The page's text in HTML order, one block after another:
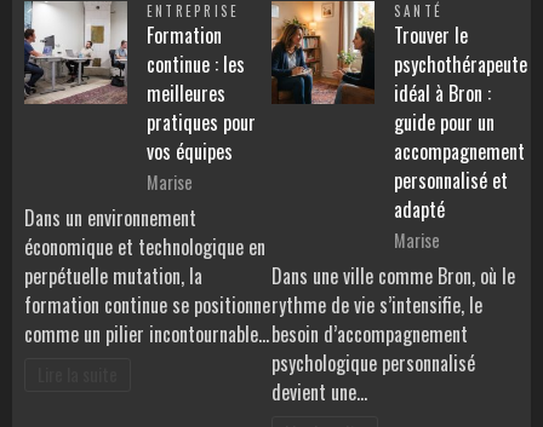
ENTREPRISE
Formation
continue : les
meilleures
pratiques pour
vos équipes
Marise
Dans un environnement
économique et technologique en
perpétuelle mutation, la
formation continue se positionne
comme un pilier incontournable…
SANTÉ
Trouver le
psychothérapeute
idéal à Bron :
guide pour un
accompagnement
personnalisé et
adapté
Marise
Dans une ville comme Bron, où le
rythme de vie s’intensifie, le
besoin d’accompagnement
psychologique personnalisé
devient une…